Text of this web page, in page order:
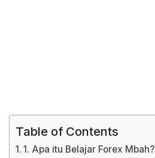
Table of Contents
1. Apa itu Belajar Forex Mbah?